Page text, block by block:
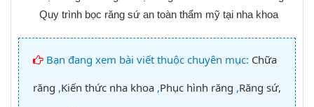
Quy trình bọc răng sứ an toàn thẩm mỹ tại nha khoa
Bạn đang xem bài viết thuộc chuyên mục: Chữa
răng ,Kiến thức nha khoa ,Phục hình răng ,Răng sứ,